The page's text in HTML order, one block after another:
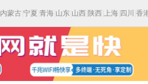
内蒙古 宁夏 青海 山东 山西 陕西 上海 四川 香